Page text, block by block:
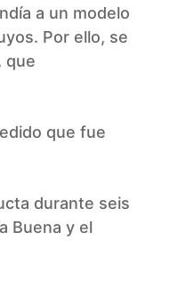
a un modelo
Por ello, se
que
que fue
durante seis
Buena y el